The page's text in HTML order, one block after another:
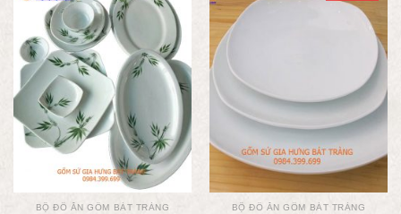
BỘ ĐỒ ĂN GỐM BÁT TRÀNG BỘ ĐỒ ĂN GỐM BÁT TRÀNG